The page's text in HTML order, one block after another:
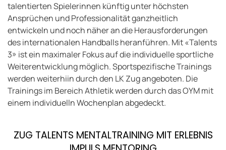
talentierten Spielerinnen künftig unter höchsten
Ansprüchen und Professionalität ganzheitlich
entwickeln und noch näher an die Herausforderungen
des internationalen Handballs heranführen. Mit «Talents
3» ist ein maximaler Fokus auf die individuelle sportliche
Weiterentwicklung möglich. Sportspezifische Trainings
werden weiterhiin durch den LK Zug angeboten. Die
Trainings im Bereich Athletik werden durch das OYM mit
einem individuelln Wochenplan abgedeckt.
ZUG TALENTS MENTALTRAINING MIT ERLEBNIS